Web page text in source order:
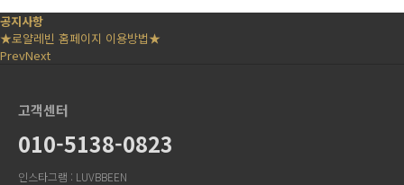
공지사항
★로얄레빈 홈페이지 이용방법★
PrevNext
고객센터
010-5138-0823
인스타그램 : LUVBBEEN